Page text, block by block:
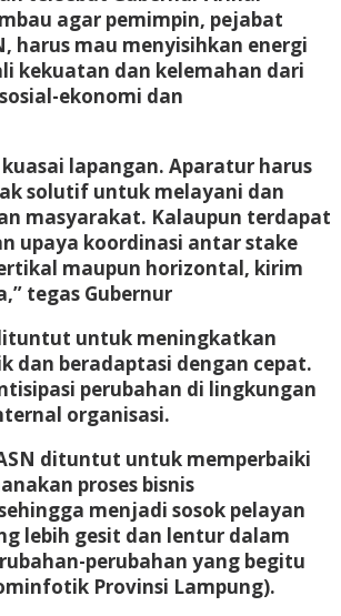
agar pemimpin, pejabat
harus mau menyisihkan energi
kekuatan dan kelemahan dari
ekonomi dan
lapangan. Aparatur harus
solutif untuk melayani dan
masyarakat. Kalaupun terdapat
upaya koordinasi antar stake
maupun horizontal, kirim
tegas Gubernur
untuk meningkatkan
dan beradaptasi dengan cepat.
perubahan di lingkungan
organisasi.
dituntut untuk memperbaiki
proses bisnis
menjadi sosok pelayan
lebih gesit dan lentur dalam
perubahan yang begitu
Provinsi Lampung).